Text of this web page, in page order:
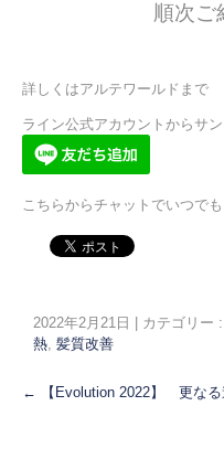
順次ご
詳しくはアルテワールドまで
ライン公式アカウントからサン
こちらからチャットでいつで
2022年2月21日 カテゴリー :
熱, 髪質改善
←
【Evolution 2022】 更な